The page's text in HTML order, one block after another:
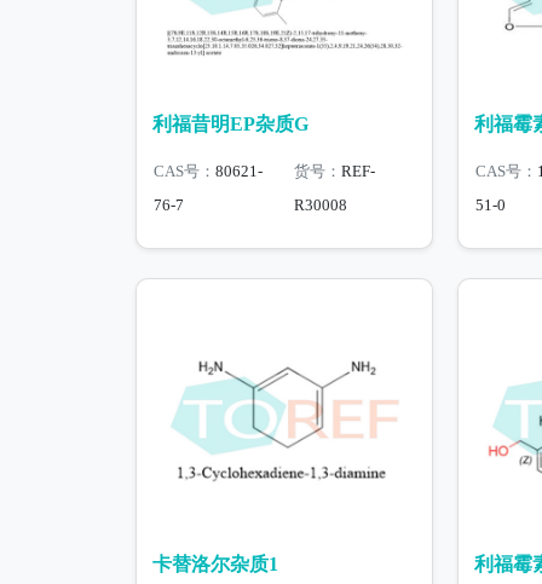
利福昔明EP杂质G
CAS号： 80621-
76-7
货号： REF-
R30008
利福霉
CAS号：
51-0
卡替洛尔杂质1 利福霉